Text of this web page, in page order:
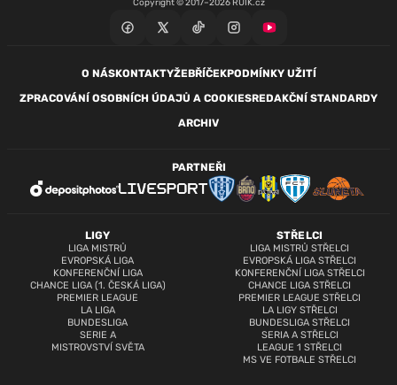
Copyright © 2017–2026 RUIK.cz
O NÁSKONTAKTYŽEBŘÍČEKPODMÍNKY UŽITÍ
ZPRACOVÁNÍ OSOBNÍCH ÚDAJŮ A COOKIESREDAKČNÍ STANDARDY
ARCHIV
LIGY
LIGA MISTRŮ
EVROPSKÁ LIGA
KONFERENČNÍ LIGA
CHANCE LIGA (1. ČESKÁ LIGA)
PREMIER LEAGUE
LA LIGA
BUNDESLIGA
SERIE A
MISTROVSTVÍ SVĚTA
STŘELCI
LIGA MISTRŮ STŘELCI
EVROPSKÁ LIGA STŘELCI
KONFERENČNÍ LIGA STŘELCI
CHANCE LIGA STŘELCI
PREMIER LEAGUE STŘELCI
LA LIGY STŘELCI
BUNDESLIGA STŘELCI
SERIA A STŘELCI
LEAGUE 1 STŘELCI
MS VE FOTBALE STŘELCI
PARTNEŘI